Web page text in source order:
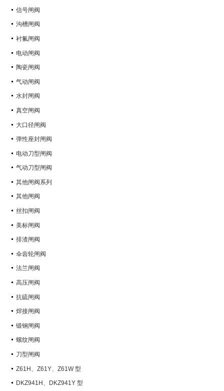
信号闸阀
沟槽闸阀
衬氟闸阀
电动闸阀
陶瓷闸阀
气动闸阀
水封闸阀
真空闸阀
大口径闸阀
弹性座封闸阀
电动刀型闸阀
气动刀型闸阀
其他闸阀系列
其他闸阀
丝扣闸阀
美标闸阀
排渣闸阀
伞齿轮闸阀
法兰闸阀
高压闸阀
抗硫闸阀
焊接闸阀
锻钢闸阀
螺纹闸阀
刀型闸阀
Z61H、Z61Y、Z61W 型
PN100~PN160 承插焊楔式闸阀
DKZ941H、DKZ941Y 型